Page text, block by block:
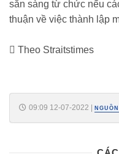
sẵn sàng từ chức nếu
thuận về việc thành lập
Theo Straitstimes
09:09 12-07-2022 | NGUỒN